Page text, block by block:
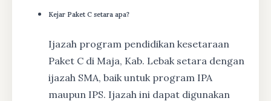
Kejar Paket C setara apa?
Ijazah program pendidikan kesetaraan
Paket C di Maja, Kab. Lebak setara dengan
ijazah SMA, baik untuk program IPA
maupun IPS. Ijazah ini dapat digunakan